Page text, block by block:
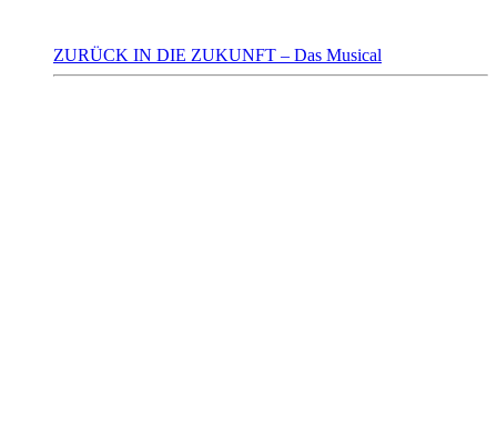
ZURÜCK IN DIE ZUKUNFT – Das Musical